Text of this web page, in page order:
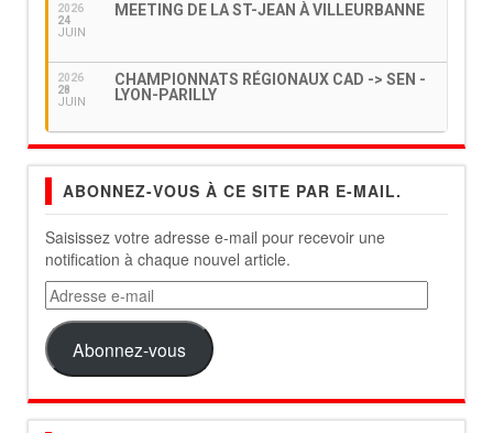
2026
24
JUIN
MEETING DE LA ST-JEAN À VILLEURBANNE
2026
28
JUIN
CHAMPIONNATS RÉGIONAUX CAD -> SEN -
LYON-PARILLY
ABONNEZ-VOUS À CE SITE PAR E-MAIL.
Saisissez votre adresse e-mail pour recevoir une
notification à chaque nouvel article.
Adresse
e-
mail
Abonnez-vous